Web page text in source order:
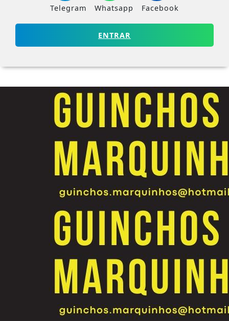
Telegram Whatsapp Facebook
ENTRAR